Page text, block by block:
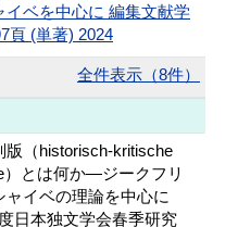
イベを中心に 編集文献学
頁 (単著) 2024
全件表示（8件）
版（historisch-kritische
）とは何か―ジークフリ
ャイベの理論を中心に
日本独文学会春季研究